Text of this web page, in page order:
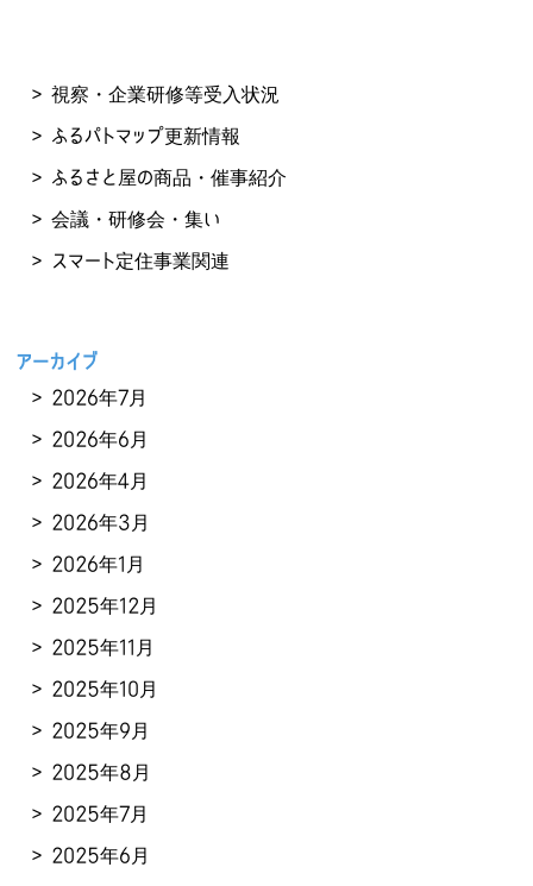
視察・企業研修等受入状況
ふるパトマップ更新情報
ふるさと屋の商品・催事紹介
会議・研修会・集い
スマート定住事業関連
アーカイブ
2026年7月
2026年6月
2026年4月
2026年3月
2026年1月
2025年12月
2025年11月
2025年10月
2025年9月
2025年8月
2025年7月
2025年6月